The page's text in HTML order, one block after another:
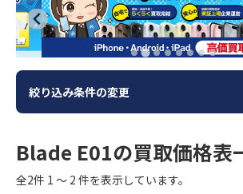
絞り込み条件の変更
Blade E01の買取価格表
全2件 1 ～ 2 件を表示しています。